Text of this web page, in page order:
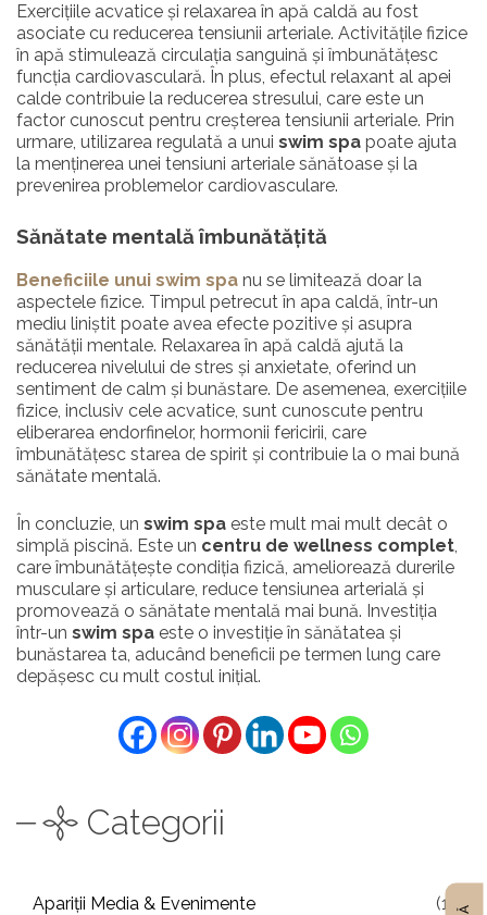
Exercițiile acvatice și relaxarea în apă caldă au fost
asociate cu reducerea tensiunii arteriale. Activitățile fizice
în apă stimulează circulația sanguină și îmbunătățesc
funcția cardiovasculară. În plus, efectul relaxant al apei
calde contribuie la reducerea stresului, care este un
factor cunoscut pentru creșterea tensiunii arteriale. Prin
urmare, utilizarea regulată a unui swim spa poate ajuta
la menținerea unei tensiuni arteriale sănătoase și la
prevenirea problemelor cardiovasculare.
Sănătate mentală îmbunătățită
Beneficiile unui swim spa nu se limitează doar la
aspectele fizice. Timpul petrecut în apa caldă, într-un
mediu liniștit poate avea efecte pozitive și asupra
sănătății mentale. Relaxarea în apă caldă ajută la
reducerea nivelului de stres și anxietate, oferind un
sentiment de calm și bunăstare. De asemenea, exercițiile
fizice, inclusiv cele acvatice, sunt cunoscute pentru
eliberarea endorfinelor, hormonii fericirii, care
îmbunătățesc starea de spirit și contribuie la o mai bună
sănătate mentală.
În concluzie, un swim spa este mult mai mult decât o
simplă piscină. Este un centru de wellness complet,
care îmbunătățește condiția fizică, ameliorează durerile
musculare și articulare, reduce tensiunea arterială și
promovează o sănătate mentală mai bună. Investiția
într-un swim spa este o investiție în sănătatea și
bunăstarea ta, aducând beneficii pe termen lung care
depășesc cu mult costul inițial.
Categorii
Apariții Media & Evenimente (1)